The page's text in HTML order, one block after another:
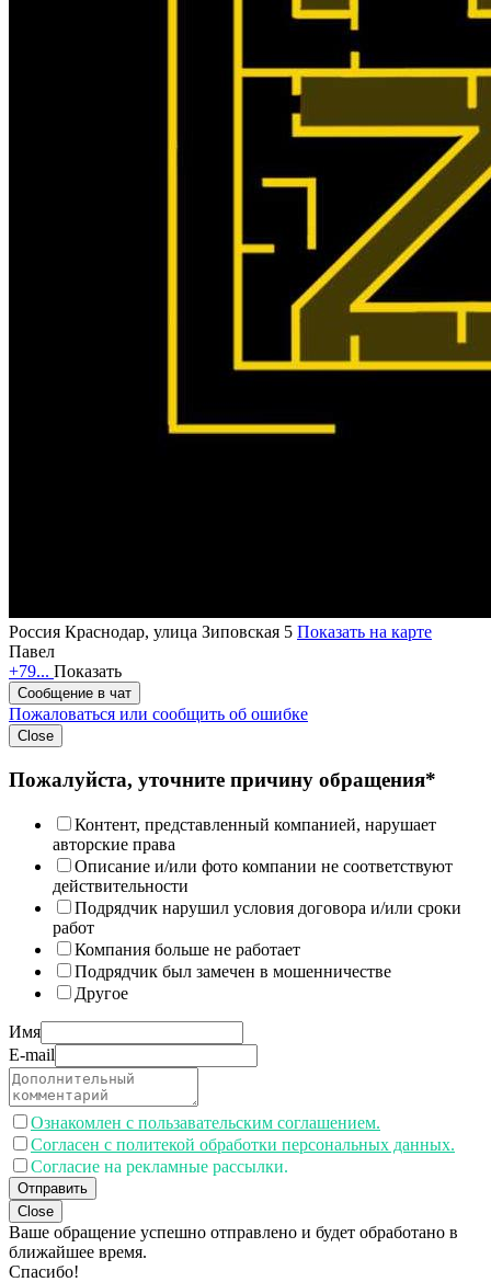
Россия Краснодар, улица Зиповская 5 Показать на карте
Павел
+79... Показать
Сообщение в чат
Пожаловаться или сообщить об ошибке
Close
Пожалуйста, уточните причину обращения*
Контент, представленный компанией, нарушает
авторские права
Описание и/или фото компании не соответствуют
действительности
Подрядчик нарушил условия договора и/или сроки
работ
Компания больше не работает
Подрядчик был замечен в мошенничестве
Другое
Имя
E-mail
Ознакомлен с пользавательским соглашением.
Согласен с политекой обработки персональных данных.
Согласие на рекламные рассылки.
Отправить
Close
Ваше обращение успешно отправлено и будет обработано в
ближайшее время.
Спасибо!